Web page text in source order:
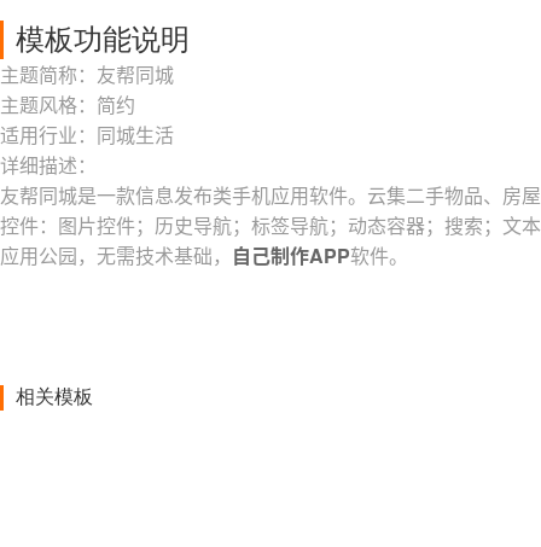
模板功能说明
主题简称：友帮同城
主题风格：简约
适用行业：同城生活
详细描述：
友帮同城是一款信息发布类手机应用软件。云集二手物品、房
控件：图片控件；历史导航；标签导航；动态容器；搜索；文
应用公园，无需技术基础， 自己制作APP软件。
相关模板